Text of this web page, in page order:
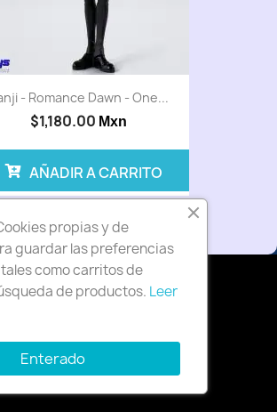
- Romance Dawn - One...
$1,180.00 Mxn
AÑADIR A CARRITO
propias y de
guardar las preferencias
como carritos de
de productos. Leer
Enterado